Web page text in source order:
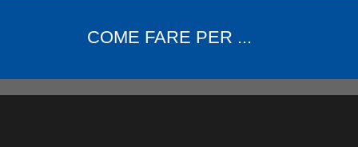
COME FARE PER ...